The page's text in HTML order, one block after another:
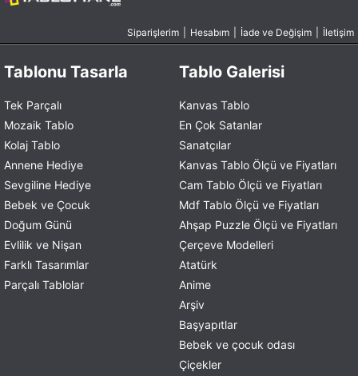
Siparişlerim Hesabım İade ve Değişim İletişim
Tablonu Tasarla
Tek Parçalı
Mozaik Tablo
Kolaj Tablo
Annene Hediye
Sevgiline Hediye
Bebek ve Çocuk
Doğum Günü
Evlilik ve Nişan
Farklı Tasarımlar
Parçalı Tablolar
Tablo Galerisi
Kanvas Tablo
En Çok Satanlar
Sanatçılar
Kanvas Tablo Ölçü ve Fiyatları
Cam Tablo Ölçü ve Fiyatları
Mdf Tablo Ölçü ve Fiyatları
Ahşap Puzzle Ölçü ve Fiyatları
Çerçeve Modelleri
Atatürk
Anime
Arşiv
Başyapıtlar
Bebek ve çocuk odası
Çiçekler